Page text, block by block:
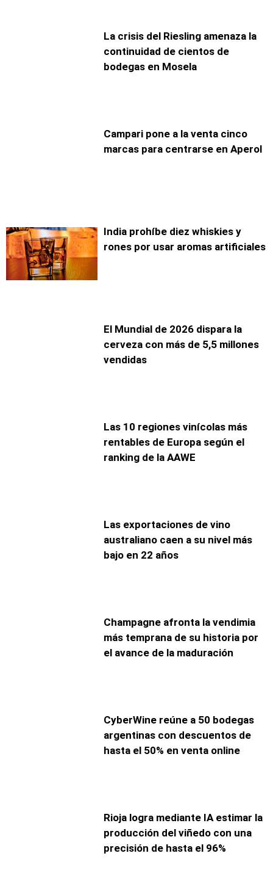
La crisis del Riesling amenaza la
continuidad de cientos de
bodegas en Mosela
Campari pone a la venta cinco
marcas para centrarse en Aperol
India prohíbe diez whiskies y
rones por usar aromas artificiales
El Mundial de 2026 dispara la
cerveza con más de 5,5 millones
vendidas
Las 10 regiones vinícolas más
rentables de Europa según el
ranking de la AAWE
Las exportaciones de vino
australiano caen a su nivel más
bajo en 22 años
Champagne afronta la vendimia
más temprana de su historia por
el avance de la maduración
CyberWine reúne a 50 bodegas
argentinas con descuentos de
hasta el 50% en venta online
Rioja logra mediante IA estimar la
producción del viñedo con una
precisión de hasta el 96%